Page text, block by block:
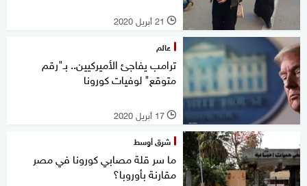
l 21 أبريل 2020
عالم
ترامب يفاجئ الأميركيين.. بـ"رقم
متوقع" لوفيات كورونا
l 17 أبريل 2020
شرق أوسط
ما سر قلة مصابي كورونا في مصر
مقارنة بأوروبا؟